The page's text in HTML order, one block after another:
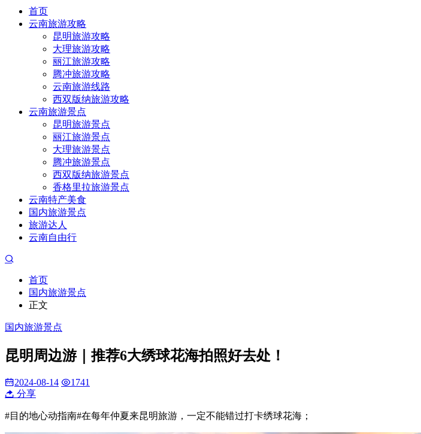
首页
云南旅游攻略
昆明旅游攻略
大理旅游攻略
丽江旅游攻略
腾冲旅游攻略
云南旅游线路
西双版纳旅游攻略
云南旅游景点
昆明旅游景点
丽江旅游景点
大理旅游景点
腾冲旅游景点
西双版纳旅游景点
香格里拉旅游景点
云南特产美食
国内旅游景点
旅游达人
云南自由行
首页
国内旅游景点
正文
国内旅游景点
昆明周边游｜推荐6大绣球花海拍照好去处！
2024-08-14
1741
分享
#目的地心动指南#在每年仲夏来昆明旅游，一定不能错过打卡绣球花海；